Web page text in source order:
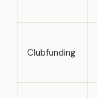
Clubfunding